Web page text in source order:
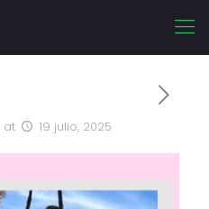
at 19 julio, 2025